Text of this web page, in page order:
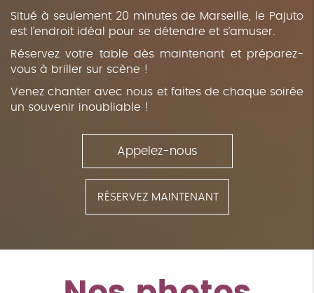
Situé à seulement 20 minutes de Marseille, le Pajuto
est l’endroit idéal pour se détendre et s’amuser.
Réservez votre table dès maintenant et préparez-
vous à briller sur scène !
Venez chanter avec nous et faites de chaque soirée
un souvenir inoubliable !
Appelez-nous
RÉSERVEZ MAINTENANT